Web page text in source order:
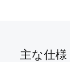
主な仕様